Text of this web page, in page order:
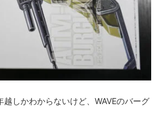
しかわからないけど、WAVEのバーグ